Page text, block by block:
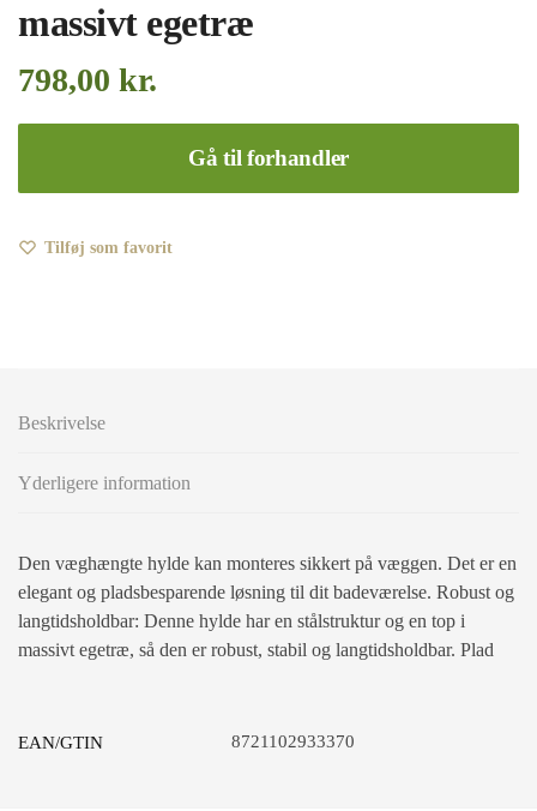
massivt egetræ
798,00 kr.
Gå til forhandler
Tilføj som favorit
Beskrivelse
Yderligere information
Den væghængte hylde kan monteres sikkert på væggen. Det er en
elegant og pladsbesparende løsning til dit badeværelse. Robust og
langtidsholdbar: Denne hylde har en stålstruktur og en top i
massivt egetræ, så den er robust, stabil og langtidsholdbar. Plad
EAN/GTIN 8721102933370